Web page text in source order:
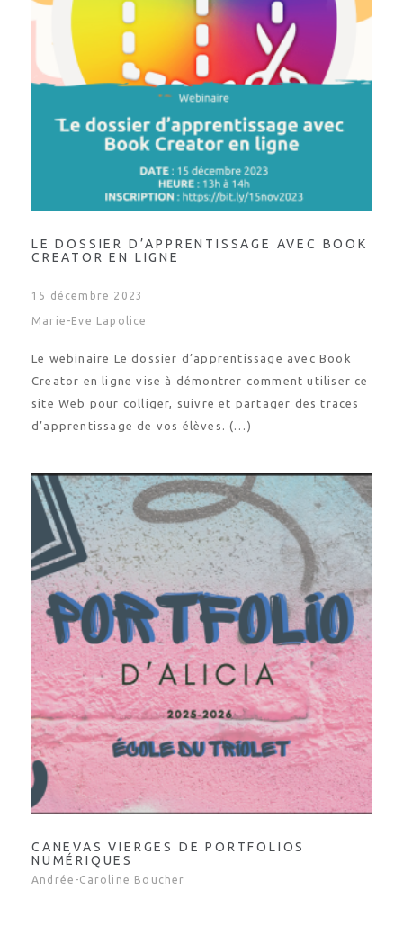
LE DOSSIER D’APPRENTISSAGE AVEC BOOK
CREATOR EN LIGNE
15 décembre 2023
Marie-Eve Lapolice
Le webinaire Le dossier d’apprentissage avec Book
Creator en ligne vise à démontrer comment utiliser ce
site Web pour colliger, suivre et partager des traces
d’apprentissage de vos élèves. (…)
CANEVAS VIERGES DE PORTFOLIOS
NUMÉRIQUES
Andrée-Caroline Boucher